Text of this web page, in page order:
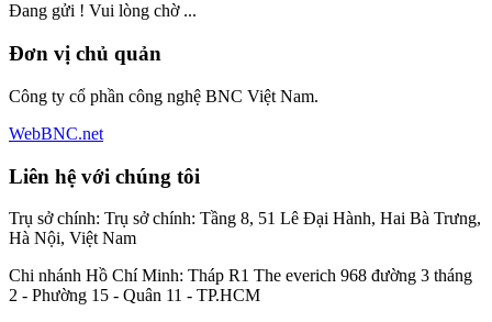
Đang gửi ! Vui lòng chờ ...
Đơn vị chủ quản
Công ty cổ phần công nghệ BNC Việt Nam.
WebBNC.net
Liên hệ với chúng tôi
Trụ sở chính: Trụ sở chính: Tầng 8, 51 Lê Đại Hành, Hai Bà Trưng,
Hà Nội, Việt Nam
Chi nhánh Hồ Chí Minh: Tháp R1 The everich 968 đường 3 tháng
2 - Phường 15 - Quân 11 - TP.HCM